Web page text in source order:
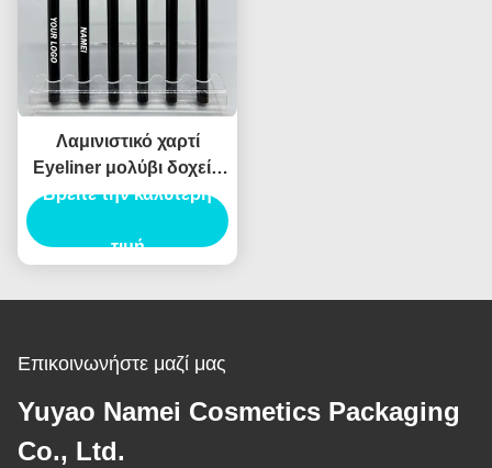
Λαμινιστικό χαρτί
Eyeliner μολύβι δοχείο
συσκευασίας σωλήνα
ενέσεις φούσκωμα
Βρείτε την καλύτερη
τιμή
Επικοινωνήστε μαζί μας
Yuyao Namei Cosmetics Packaging
Co., Ltd.